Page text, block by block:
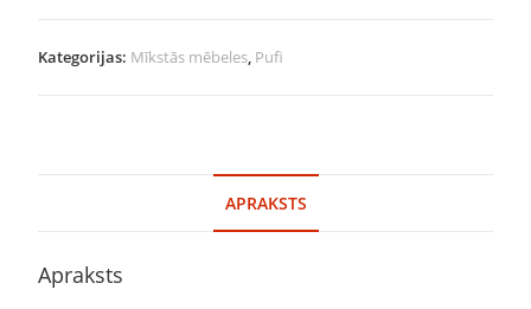
Kategorijas: Mīkstās mēbeles, Pufi
APRAKSTS
Apraksts